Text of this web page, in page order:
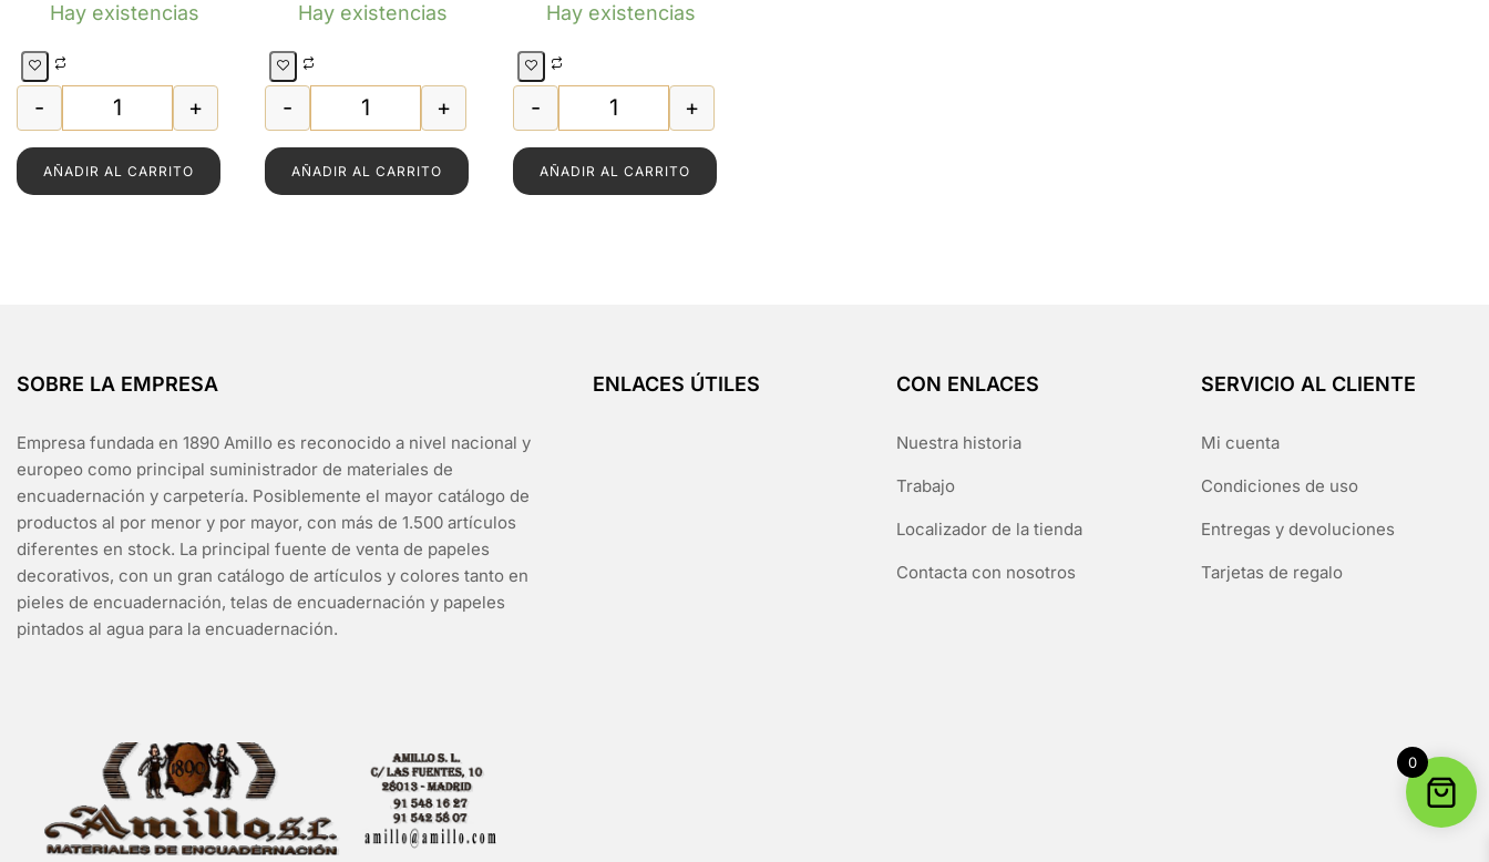
Hay existencias
AGUJAS Nº. 1 60 mm cantidad
- +
AÑADIR AL CARRITO
Hay existencias
CHAPA DE RISCLAR 7915 cantidad
- +
AÑADIR AL CARRITO
Hay existencias
PUNZON 00 cantidad
- +
AÑADIR AL CARRITO
SOBRE LA EMPRESA
Empresa fundada en 1890 Amillo es reconocido a nivel nacional y
europeo como principal suministrador de materiales de
encuadernación y carpetería. Posiblemente el mayor catálogo de
productos al por menor y por mayor, con más de 1.500 artículos
diferentes en stock. La principal fuente de venta de papeles
decorativos, con un gran catálogo de artículos y colores tanto en
pieles de encuadernación, telas de encuadernación y papeles
pintados al agua para la encuadernación.
ENLACES ÚTILES CON ENLACES
Nuestra historia
Trabajo
Localizador de la tienda
Contacta con nosotros
SERVICIO AL CLIENTE
Mi cuenta
Condiciones de uso
Entregas y devoluciones
Tarjetas de regalo
0